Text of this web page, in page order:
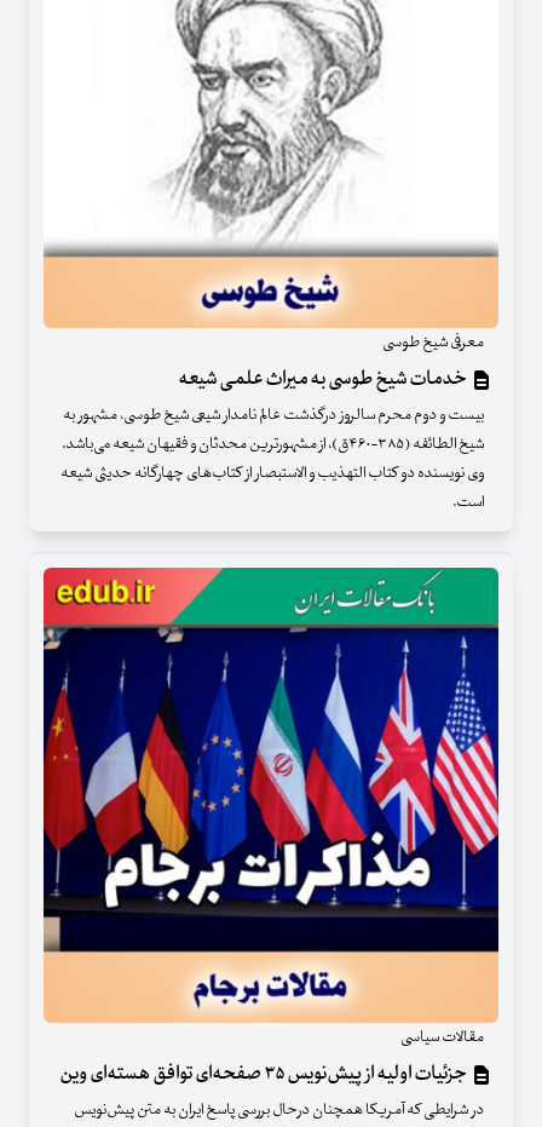
معرفی شیخ طوسی
خدمات شیخ طوسی به میراث علمی شیعه
بیست و دوم محرم سالروز درگذشت عالم نامدار شیعی شیخ طوسی، مشهور به
شیخ الطائفه (۳۸۵-۴۶۰ق)، از مشهورترین محدثان و فقیهان شیعه می‌باشد.
وی نویسنده دو کتاب التهذیب و الاستبصار از کتاب‌های چهارگانه حدیثی شیعه
است.
مقالات سیاسی
جزئیات اولیه از پیش‏‏‌نویس ۳۵ صفحه‌ای توافق هسته‌ای وین
در شرایطی که آمریکا همچنان درحال بررسی پاسخ ایران به متن پیش‌نویس